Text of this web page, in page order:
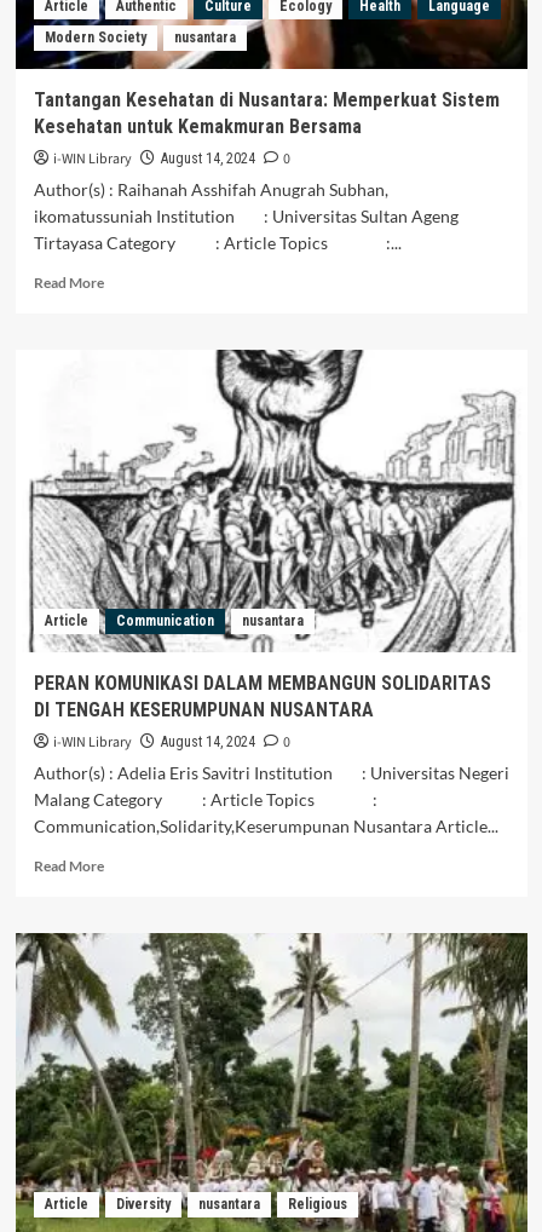
Malaysia?
Article Authentic Culture Ecology Health
Language
Modern Society
nusantara
Tantangan Kesehatan di Nusantara: Memperkuat Sistem
Kesehatan untuk Kemakmuran Bersama
i-WIN Library August 14, 2024
0
Author(s) : Raihanah Asshifah Anugrah Subhan,
ikomatussuniah Institution : Universitas Sultan Ageng
Tirtayasa Category : Article Topics :...
Read MoreRead
Memperkuat
Sistem
Kesehatan
untuk
Kemakmuran
Bersama
Article Communication nusantara
PERAN KOMUNIKASI DALAM MEMBANGUN SOLIDARITAS
DI TENGAH KESERUMPUNAN NUSANTARA
i-WIN Library August 14, 2024
0
Author(s) : Adelia Eris Savitri Institution : Universitas Negeri
Malang Category : Article Topics :
Communication,Solidarity,Keserumpunan Nusantara Article...
Read MoreRead
PERAN
KOMUNIKASI
DALAM
MEMBANGUN
SOLIDARITAS
TENGAH
KESERUMPUNAN
NUSANTARA
Article Diversity nusantara Religious